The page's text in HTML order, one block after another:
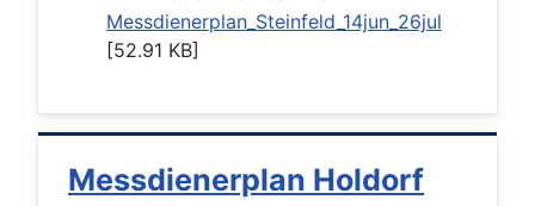
Messdienerplan_Steinfeld_14jun_26jul
[52.91 KB]
Messdienerplan Holdorf